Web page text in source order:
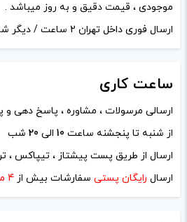
موجودی ، قیمت دقیق و به روز میباشد .
ارسال فوری داخل تهران 2 ساعت / دیگر شهرها 2 تا 4 روز
ساعت کاری
ارسالی مرسولات ، مشاوره ، پاسخ دهی و
از شنبه تا پنجشنه ساعت 10 الی 20 شب
ارسال از طریق پست پیشتاز ، تیپاکس ،
ارسال رایگان پستی سفارشات بیش از 4 میلیون